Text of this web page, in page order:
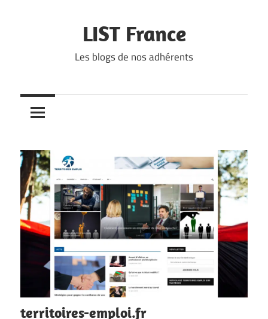
LIST France
Les blogs de nos adhérents
territoires-emploi.fr